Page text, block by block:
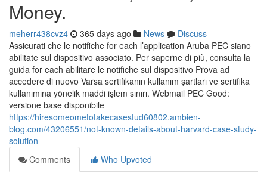
Money.
meherr438cvz4 365 days ago News
Discuss
Assicurati che le notifiche for each l’application Aruba PEC siano
abilitate sul dispositivo associato. Per saperne di più, consulta la
guida for each abilitare le notifiche sul dispositivo Prova ad
accedere di nuovo Varsa sertifikanın kullanım şartları ve sertifika
kullanımına yönelik maddi işlem sınırı. Webmail PEC Good:
versione base disponibile
https://hiresomeometotakecasestud60802.ambien-
blog.com/43206551/not-known-details-about-harvard-case-study-
solution
Comments
Who Upvoted